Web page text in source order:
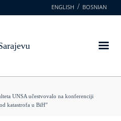
ENGLISH BOSNIAN
UNSA učestvovalo na konferenciji
katastrofa u BiH”